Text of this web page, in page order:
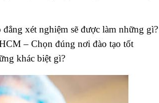
xét nghiệm sẽ được làm những gì?
– Chọn đúng nơi đào tạo tốt
khác biệt gì?